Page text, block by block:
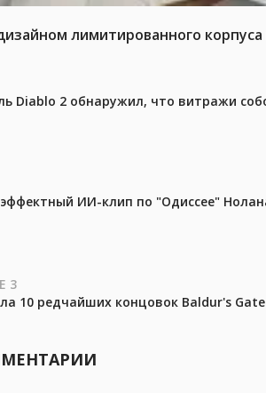
лимитированного
Diablo 2 обнаружил, что витражи
ИИ-клип по "Одиссее"
3
10 редчайших концовок Baldur's